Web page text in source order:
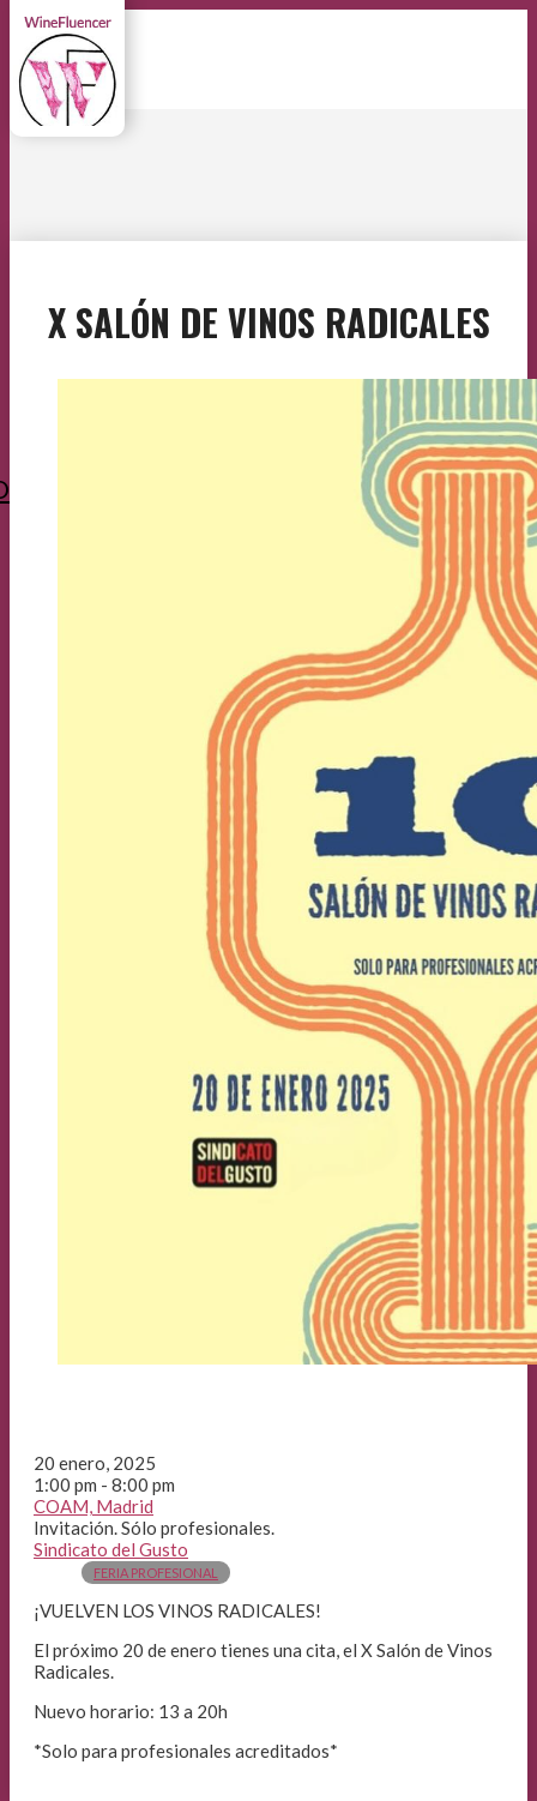
X SALÓN DE VINOS RADICALES
20 enero, 2025
1:00 pm - 8:00 pm
COAM, Madrid
Invitación. Sólo profesionales.
Sindicato del Gusto
FERIA PROFESIONAL
¡VUELVEN LOS VINOS RADICALES!
El próximo 20 de enero tienes una cita, el X Salón de Vinos
Radicales.
Nuevo horario: 13 a 20h
*Solo para profesionales acreditados*